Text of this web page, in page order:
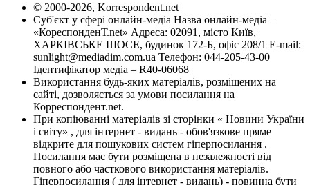
© 2000-2026, Korrespondent.net
Суб'єкт у сфері онлайн-медіа Назва онлайн-медіа –
«КореспонденТ.net» Адреса: 02091, місто Київ,
ХАРКІВСЬКЕ ШОСЕ, будинок 172-Б, офіс 208/1 E-mail:
sunlight@mediadim.com.ua Телефон: 044-205-43-00
Ідентифікатор медіа – R40-06068
Використання будь-яких матеріалів, розміщених на
сайті, дозволяється за умови посилання на
Корреспондент.net.
При копіюванні матеріалів зі сторінки « Новини України
і світу» , для інтернет - видань - обов'язкове пряме
відкрите для пошукових систем гіперпосилання .
Посилання має бути розміщена в незалежності від
повного або часткового використання матеріалів.
Гіперпосилання ( для інтернет - видань) - повинна бути